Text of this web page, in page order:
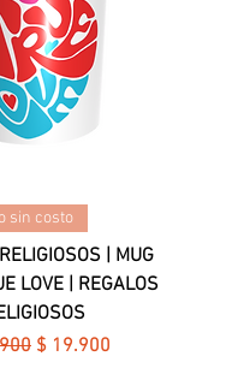
sin costo
| MUG
LOVE | REGALOS
Precio de oferta
$ 19.900